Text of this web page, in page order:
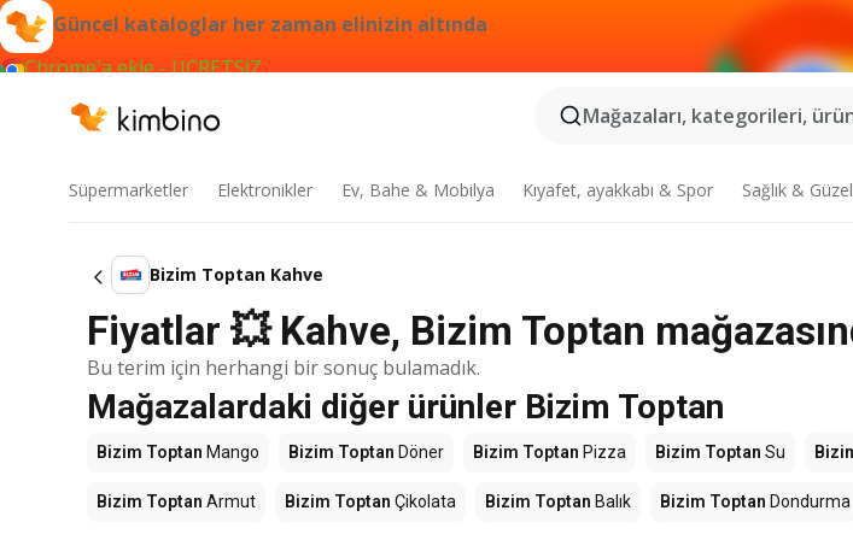
Güncel kataloglar her zaman elinizin altında
Chrome'a ekle - ÜCRETSİZ
Mağazaları, kategorileri,
Süpermarketler Elektronikler Ev, Bahe & Mobilya Kıyafet, ayakkabı & Spor Sağlık &
Bizim Toptan Kahve
Fiyatlar 💥 Kahve, Bizim Toptan
Bu terim için herhangi bir sonuç bulamadık.
Mağazalardaki diğer ürünler Bizim Toptan
Bizim Toptan Mango Bizim Toptan Döner Bizim Toptan Pizza Bizim Toptan Su
Bizim Toptan Armut Bizim Toptan Çikolata Bizim Toptan Balık Bizim Toptan Dondurma